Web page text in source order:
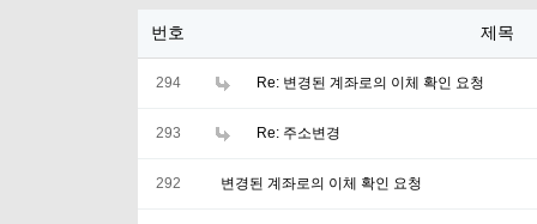
번호 제목
294 Re: 변경된 계좌로의 이체 확인 요청
293 Re: 주소변경
292 변경된 계좌로의 이체 확인 요청